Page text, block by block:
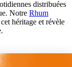
distribuées
Notre Rhum
héritage et révèle